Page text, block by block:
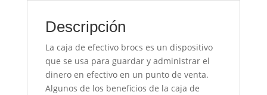
Descripción
La caja de efectivo brocs es un dispositivo
que se usa para guardar y administrar el
dinero en efectivo en un punto de venta.
Algunos de los beneficios de la caja de